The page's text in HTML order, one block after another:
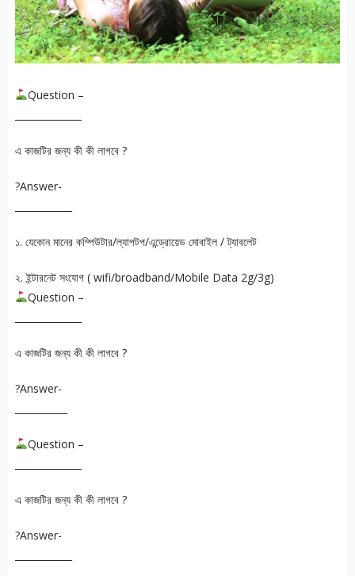
Question –
এ কাজটির জন্য কী কী লাগবে ?
?Answer-
১. যেকোন মানের কম্পিউটার/ল্যাপটপ/এন্ড্রোয়েড মোবাইল / ট্যাবলেট
২. ইন্টারনেট সংযোগ ( wifi/broadband/Mobile Data 2g/3g)
Question –
এ কাজটির জন্য কী কী লাগবে ?
?Answer-
Question –
এ কাজটির জন্য কী কী লাগবে ?
?Answer-